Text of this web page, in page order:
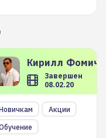
Кирилл
Завершен
08.02.20
Акции